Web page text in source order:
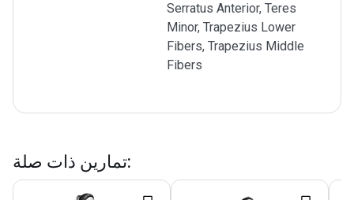
Serratus Anterior, Teres
Minor, Trapezius Lower
Fibers, Trapezius Middle
Fibers
تمارين ذات صلة: